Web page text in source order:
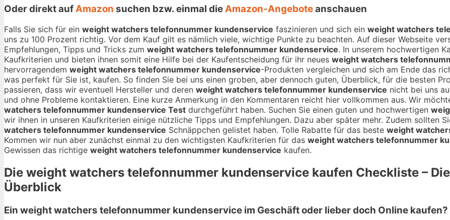
Oder direkt aufAmazon suchen bzw. einmal dieAmazon-Angeboteanschauen
Falls Sie sich für ein weight watchers telefonnummer kundenservice faszinieren und sich ein weight watchers
uns zu 100 Prozent richtig. Vor dem Kauf gilt es nämlich viele, wichtige Punkte zu beachten. Auf dieser Webseite
Empfehlungen, Tipps und Tricks zum weight watchers telefonnummer kundenservice. In unserem hochwertigen
Kaufkriterien und bieten ihnen somit eine Hilfe bei der Kaufentscheidung für ihr neues weight watchers
hervorragendem weight watchers telefonnummer kundenservice-Produkten vergleichen und sich am Ende das
was perfekt für Sie ist, kaufen. So finden Sie bei uns einen groben, aber dennoch guten, Überblick, für die besten
passieren, dass wir eventuell Hersteller und deren weight watchers telefonnummer kundenservice nicht bei uns
und ohne Probleme kontaktieren. Eine kurze Anmerkung in den Kommentaren reicht hier vollkommen aus. Wir
watchers telefonnummer kundenservice Test durchgeführt haben. Suchen Sie einen guten und hochwertigen
wir ihnen in unseren Kaufkriterien einige nützliche Tipps und Empfehlungen. Dazu aber später mehr. Zudem sollten
watchers telefonnummer kundenservice Schnäppchen gelistet haben. Tolle Rabatte für das beste weight
Kommen wir nun aber zunächst einmal zu den wichtigsten Kaufkriterien für das weight watchers telefonnummer
Gewissen das richtige weight watchers telefonnummer kundenservice kaufen.
Die weight watchers telefonnummer kundenservice kaufen Checkliste –
Überblick
Ein weight watchers telefonnummer kundenservice im Geschäft oder lieber doch Online kaufen?